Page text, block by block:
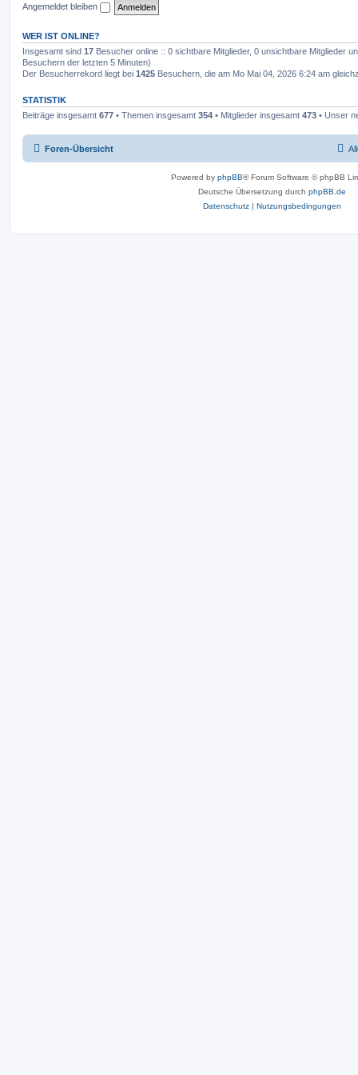
Angemeldet bleiben
WER IST ONLINE?
Insgesamt sind 17 Besucher online :: 0 sichtbare Mitglieder, 0 unsichtbare Mitglieder
Besuchern der letzten 5 Minuten)
Der Besucherrekord liegt bei 1425 Besuchern, die am Mo Mai 04, 2026 6:24 am
STATISTIK
Beiträge insgesamt 677 • Themen insgesamt 354 • Mitglieder insgesamt 473 • Unser
Foren-Übersicht
Powered by phpBB® Forum Software © phpBB
Deutsche Übersetzung durch phpBB.de
Datenschutz | Nutzungsbedingungen